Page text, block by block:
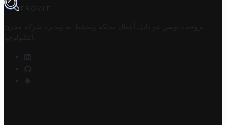
TROVIT
تروفيت تونس هو دليل أعمال تملكه وتحتفظ به وتديره
شركة مخزن
التكنولوجيا